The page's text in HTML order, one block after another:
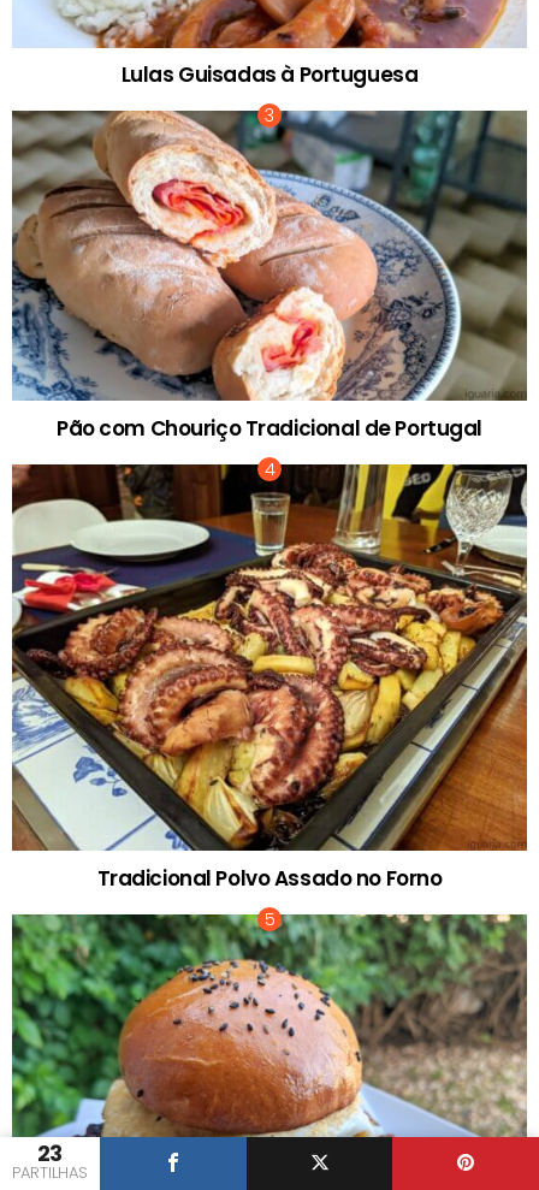
23
PARTILHAS
Lulas Guisadas à Portuguesa
Pão com Chouriço Tradicional de Portugal
Tradicional Polvo Assado no Forno